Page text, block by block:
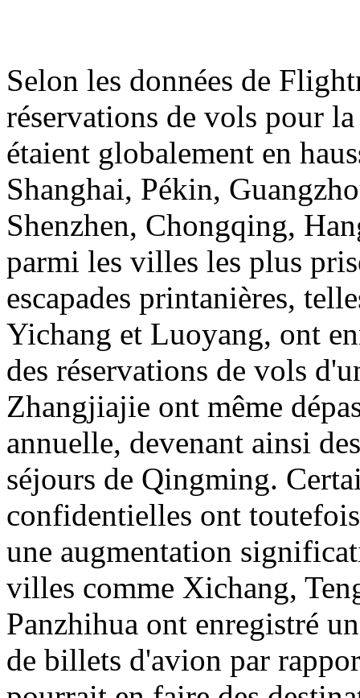
Selon les données de
réservations de vols pour
étaient globalement en
Shanghai, Pékin,
Shenzhen, Chongqing,
parmi les villes les plus
escapades printanières,
Yichang et Luoyang, ont
des réservations de vols
Zhangjiajie ont même
annuelle, devenant ainsi
séjours de Qingming.
confidentielles ont
une augmentation
villes comme Xichang,
Panzhihua ont enregistré
de billets d'avion par